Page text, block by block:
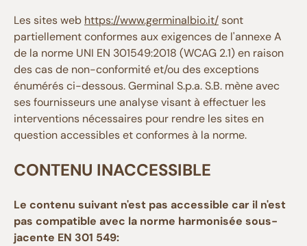
Les sites web https://www.germinalbio.it/sont
partiellement conformes aux exigences de l'annexe A
de la norme UNI EN 301549:2018 (WCAG 2.1) en raison
des cas de non-conformité et/ou des exceptions
énumérés ci-dessous. Germinal S.p.a. S.B. mène avec
ses fournisseurs une analyse visant à effectuer les
interventions nécessaires pour rendre les sites en
question accessibles et conformes à la norme.
CONTENU INACCESSIBLE
Le contenu suivant n'est pas accessible car il n'est
pas compatible avec la norme harmonisée sous-
jacente EN 301 549: